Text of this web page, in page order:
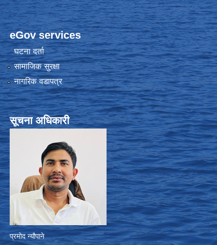
eGov services
घटना दर्ता
सामाजिक सुरक्षा
नागरिक वडापत्र
सूचना अधिकारी
प्रमोद न्यौपाने